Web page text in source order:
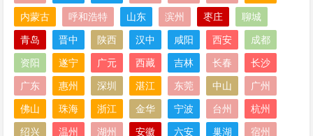
内蒙古 呼和浩特 山东 滨州 枣庄 聊城
青岛 晋中 陕西 汉中 咸阳 西安 成都
资阳 遂宁 广元 西藏 吉林 长春 长沙
广东 惠州 深圳 湛江 东莞 中山 广州
佛山 珠海 浙江 金华 宁波 台州 杭州
绍兴 温州 湖州 安徽 六安 巢湖 宿州